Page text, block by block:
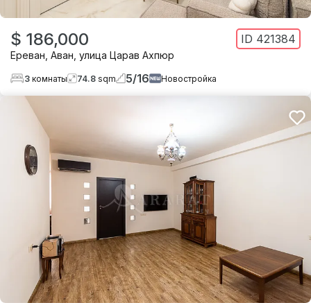
$ 186,000 ID 421384
Ереван Аван улица Царав Ахпюр
3 комнаты 74.8 sqm 5/16 Новостройка